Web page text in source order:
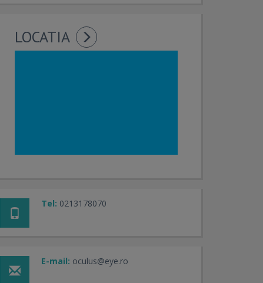
LOCATIA
Tel: 0213178070
E-mail: oculus@eye.ro